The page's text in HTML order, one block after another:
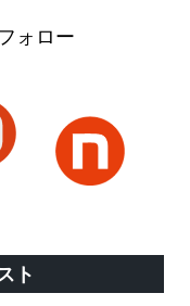
ォロー
ト